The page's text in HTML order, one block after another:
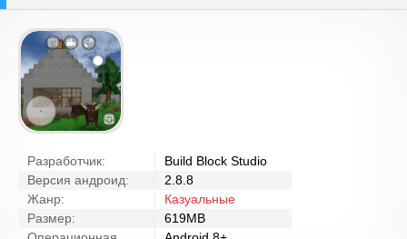
Разработчик:
Build Block Studio
Версия андроид:
2.8.8
Жанр:
Казуальные
Размер:
619MB